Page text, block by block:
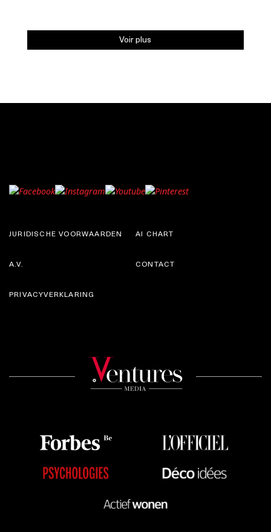
Voir plus
JURIDISCHE VOORWAARDEN
A.V.
AI CHART
CONTACT
PRIVACYVERKLARING